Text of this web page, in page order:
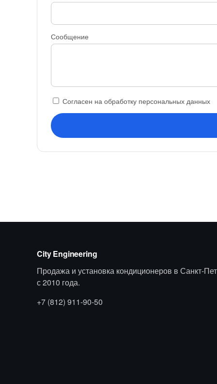
Сообщение
Согласен на обработку персональных данных
City Engineering
Продажа и установка кондиционеров в Санкт-
с 2010 года.
+7 (812) 911-90-50